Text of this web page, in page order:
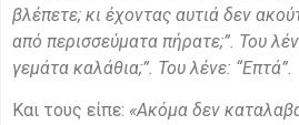
βλέπετε; κι έχοντας αυτιά δεν
από περισσεύματα πήρατε;”. Του
γεμάτα καλάθια;”. Του λένε: “Επτά”.
Και τους είπε: «Ακόμα δεν